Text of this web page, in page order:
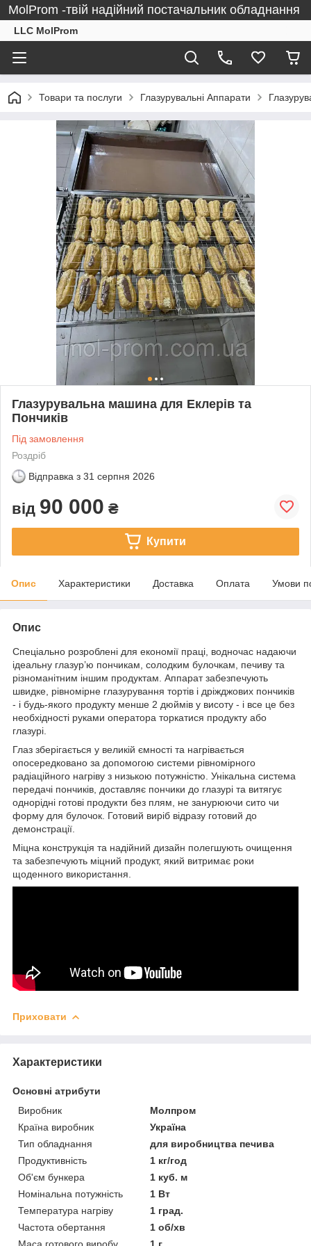
MolProm -твій надійний постачальник обладнання
LLC MolProm
Товари та послуги Глазурувальні Аппарати
Глазурувальна машина для Еклерів та
Пончиків
Під замовлення
Роздріб
Відправка з 31 серпня 2026
від 90 000 ₴
Купити
Опис Характеристики Доставка Оплата Умови
Опис
Спеціально розроблені для економії праці, водночас надаючи
ідеальну глазур’ю пончикам, солодким булочкам, печиву та
різноманітним іншим продуктам. Аппарат забезпечують
швидке, рівномірне глазурування тортів і дріжджових пончиків
- і будь-якого продукту менше 2 дюймів у висоту - і все це без
необхідності руками оператора торкатися продукту або
глазурі.
Глаз зберігається у великій ємності та нагрівається
опосередковано за допомогою системи рівномірного
радіаційного нагріву з низькою потужністю. Унікальна система
передачі пончиків, доставляє пончики до глазурі та витягує
однорідні готові продукти без плям, не занурюючи сито чи
форму для булочок. Готовий виріб відразу готовий до
демонстрації.
Міцна конструкція та надійний дизайн полегшують очищення
та забезпечують міцний продукт, який витримає роки
щоденного використання.
Приховати
Характеристики
Основні атрибути
Виробник
Молпром
Країна виробник
Україна
Тип обладнання
для виробництва печива
Продуктивність
1 кг/год
Об'єм бункера
1 куб. м
Номінальна потужність
1 Вт
Температура нагріву
1 град.
Частота обертання
1 об/хв
Маса готового виробу
1 г